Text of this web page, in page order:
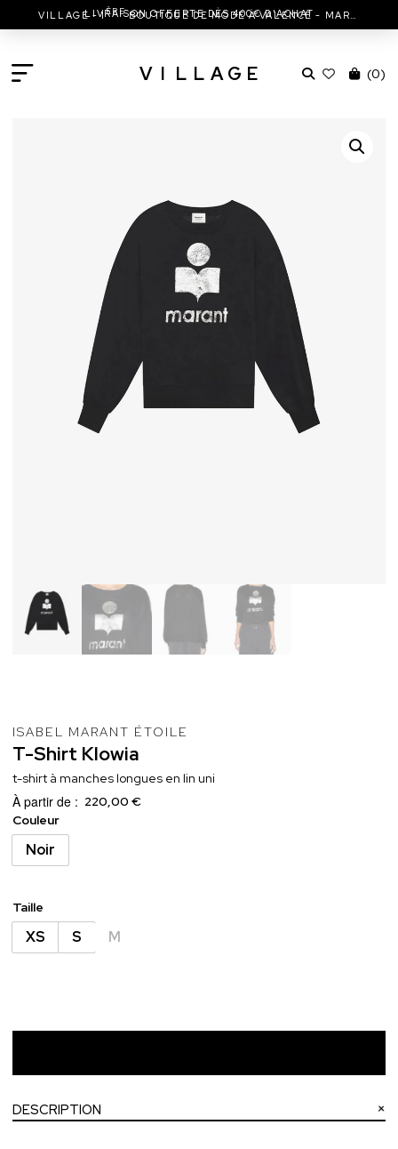
VILLAGE - 1ÈREBOUTIQUE DE MODE À VALENCE - MARC JACOBS - ISABEL MARANT & MORE
LIVRAISON OFFERTE DÈS 400€ D'ACHAT
V I L L A G E (0)
ISABEL MARANT ÉTOILE
T-Shirt Klowia
t-shirt à manches longues en lin uni
À partir de : 220,00 €
Couleur
Noir
Taille
XS S M
DESCRIPTION